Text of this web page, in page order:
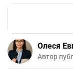
Олеся
Автор